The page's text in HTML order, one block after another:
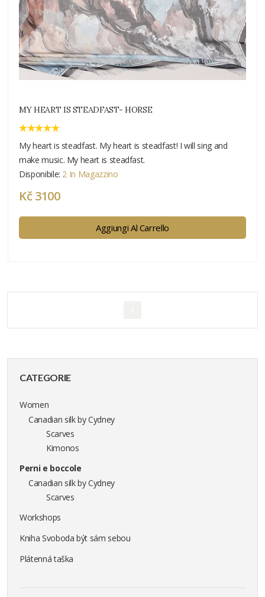
CATEGORIE
Women
Canadian silk by Cydney
Scarves
Kimonos
Perni e boccole
Canadian silk by Cydney
Scarves
Workshops
Kniha Svoboda být sám sebou
Plátenná taška
MY HEART IS STEADFAST- HORSE
My heart is steadfast. My heart is steadfast! I will sing and
make music. My heart is steadfast.
Disponibile: 2 In Magazzino
Kč 3100
Aggiungi Al Carrello